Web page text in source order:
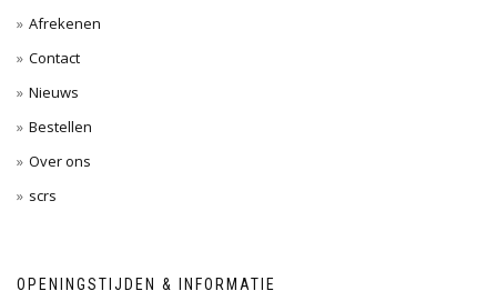
Afrekenen
Contact
Nieuws
Bestellen
Over ons
scrs
OPENINGSTIJDEN & INFORMATIE